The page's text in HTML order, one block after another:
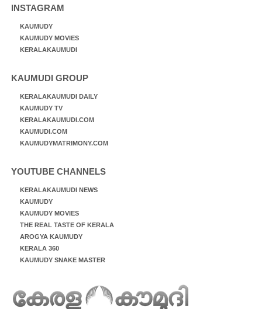
INSTAGRAM
KAUMUDY
KAUMUDY MOVIES
KERALAKAUMUDI
KAUMUDI GROUP
KERALAKAUMUDI DAILY
KAUMUDY TV
KERALAKAUMUDI.COM
KAUMUDI.COM
KAUMUDYMATRIMONY.COM
YOUTUBE CHANNELS
KERALAKAUMUDI NEWS
KAUMUDY
KAUMUDY MOVIES
THE REAL TASTE OF KERALA
AROGYA KAUMUDY
KERALA 360
KAUMUDY SNAKE MASTER